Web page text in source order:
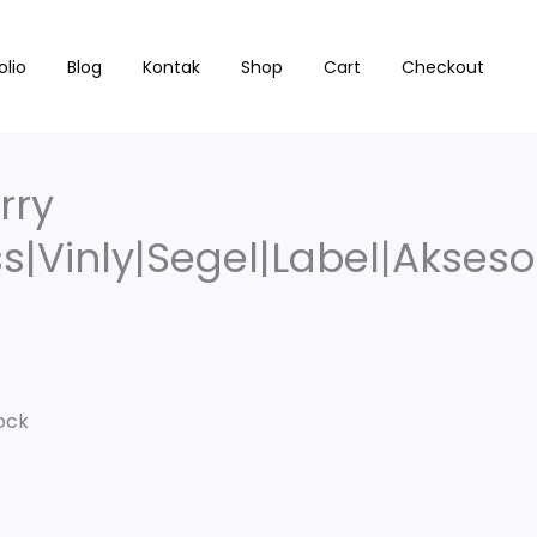
Blog Kontak Shop Cart Checkout